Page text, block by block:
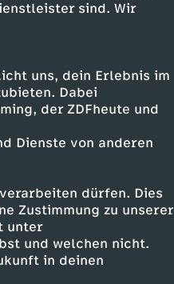
sind. Wir
uns, dein Erlebnis im
Dabei
der ZDFheute und
Dienste von anderen
dürfen. Dies
Zustimmung zu unserer
unter
und welchen nicht.
in deinen
Milliarden
für Waffen
der größte
mit
er, das
nennt – zur